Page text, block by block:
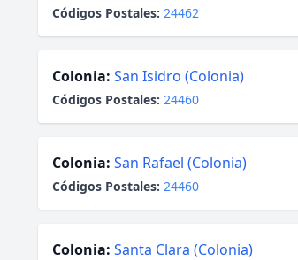
Códigos Postales: 24462
Colonia: San Isidro (Colonia)
Códigos Postales: 24460
Colonia: San Rafael (Colonia)
Códigos Postales: 24460
Colonia: Santa Clara (Colonia)